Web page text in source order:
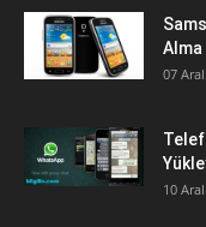
Alma
07
10